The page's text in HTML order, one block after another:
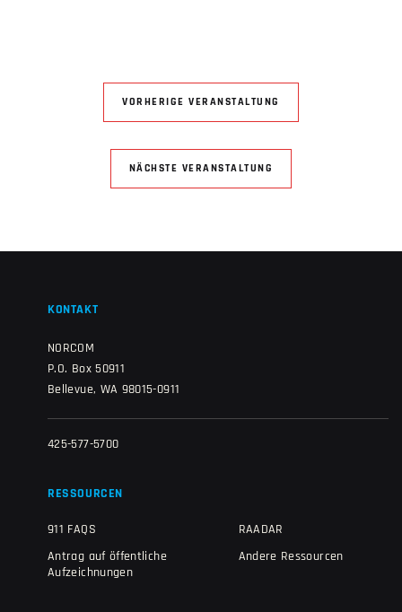
VORHERIGE VERANSTALTUNG
NÄCHSTE VERANSTALTUNG
KONTAKT
NORCOM
P.O. Box 50911
Bellevue, WA 98015-0911
425-577-5700
RESSOURCEN
911 FAQS
Antrag auf öffentliche
Aufzeichnungen
RAADAR
Andere Ressourcen